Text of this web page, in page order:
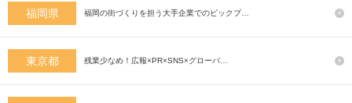
福岡県 福岡の街づくりを担う大手企業でのビックプ…
東京都 残業少なめ！広報×PR×SNS×グローバ…